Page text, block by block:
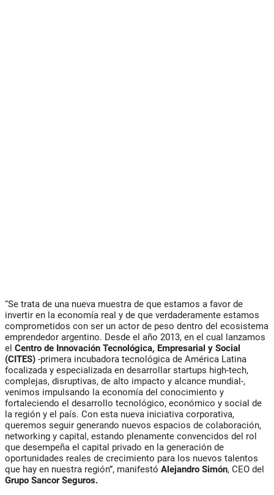
“Se trata de una nueva muestra de que estamos a favor de
invertir en la economía real y de que verdaderamente estamos
comprometidos con ser un actor de peso dentro del ecosistema
emprendedor argentino. Desde el año 2013, en el cual lanzamos
el Centro de Innovación Tecnológica, Empresarial y Social
(CITES) -primera incubadora tecnológica de América Latina
focalizada y especializada en desarrollar startups high-tech,
complejas, disruptivas, de alto impacto y alcance mundial-,
venimos impulsando la economía del conocimiento y
fortaleciendo el desarrollo tecnológico, económico y social de
la región y el país. Con esta nueva iniciativa corporativa,
queremos seguir generando nuevos espacios de colaboración,
networking y capital, estando plenamente convencidos del rol
que desempeña el capital privado en la generación de
oportunidades reales de crecimiento para los nuevos talentos
que hay en nuestra región”, manifestó Alejandro Simón, CEO del
Grupo Sancor Seguros.